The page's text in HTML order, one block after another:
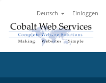
Deutsch Einloggen